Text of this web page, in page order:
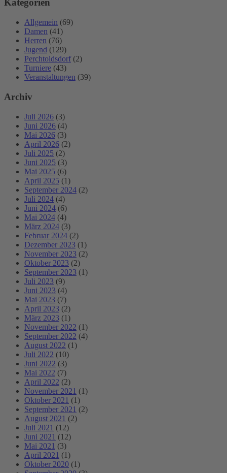
Kategorien
Allgemein (69)
Damen (41)
Herren (76)
Jugend (129)
Perchtoldsdorf (2)
Turniere (43)
Veranstaltungen (39)
Archiv
Juli 2026 (3)
Juni 2026 (4)
Mai 2026 (3)
April 2026 (2)
Juli 2025 (2)
Juni 2025 (3)
Mai 2025 (6)
April 2025 (1)
September 2024 (2)
Juli 2024 (4)
Juni 2024 (6)
Mai 2024 (4)
März 2024 (3)
Februar 2024 (2)
Dezember 2023 (1)
November 2023 (2)
Oktober 2023 (2)
September 2023 (1)
Juli 2023 (9)
Juni 2023 (4)
Mai 2023 (7)
April 2023 (2)
März 2023 (1)
November 2022 (1)
September 2022 (4)
August 2022 (1)
Juli 2022 (10)
Juni 2022 (3)
Mai 2022 (7)
April 2022 (2)
November 2021 (1)
Oktober 2021 (1)
September 2021 (2)
August 2021 (2)
Juli 2021 (12)
Juni 2021 (12)
Mai 2021 (3)
April 2021 (1)
Oktober 2020 (1)